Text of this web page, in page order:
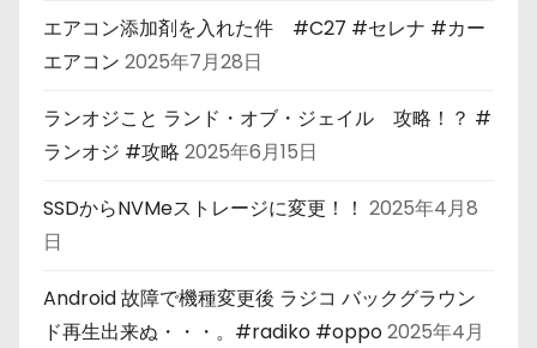
エアコン添加剤を入れた件 #C27 #セレナ #カー
エアコン 2025年7月28日
ランオジこと ランド・オブ・ジェイル 攻略！？ #
ランオジ #攻略 2025年6月15日
SSDからNVMeストレージに変更！！ 2025年4月8
日
Android 故障で機種変更後 ラジコ バックグラウン
ド再生出来ぬ・・・。#radiko #oppo2025年4月